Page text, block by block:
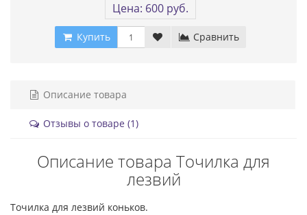
Цена: 600 руб.
Купить Сравнить
Описание товара
Отзывы о товаре (1)
Описание товара Точилка для
лезвий
Точилка для лезвий коньков.